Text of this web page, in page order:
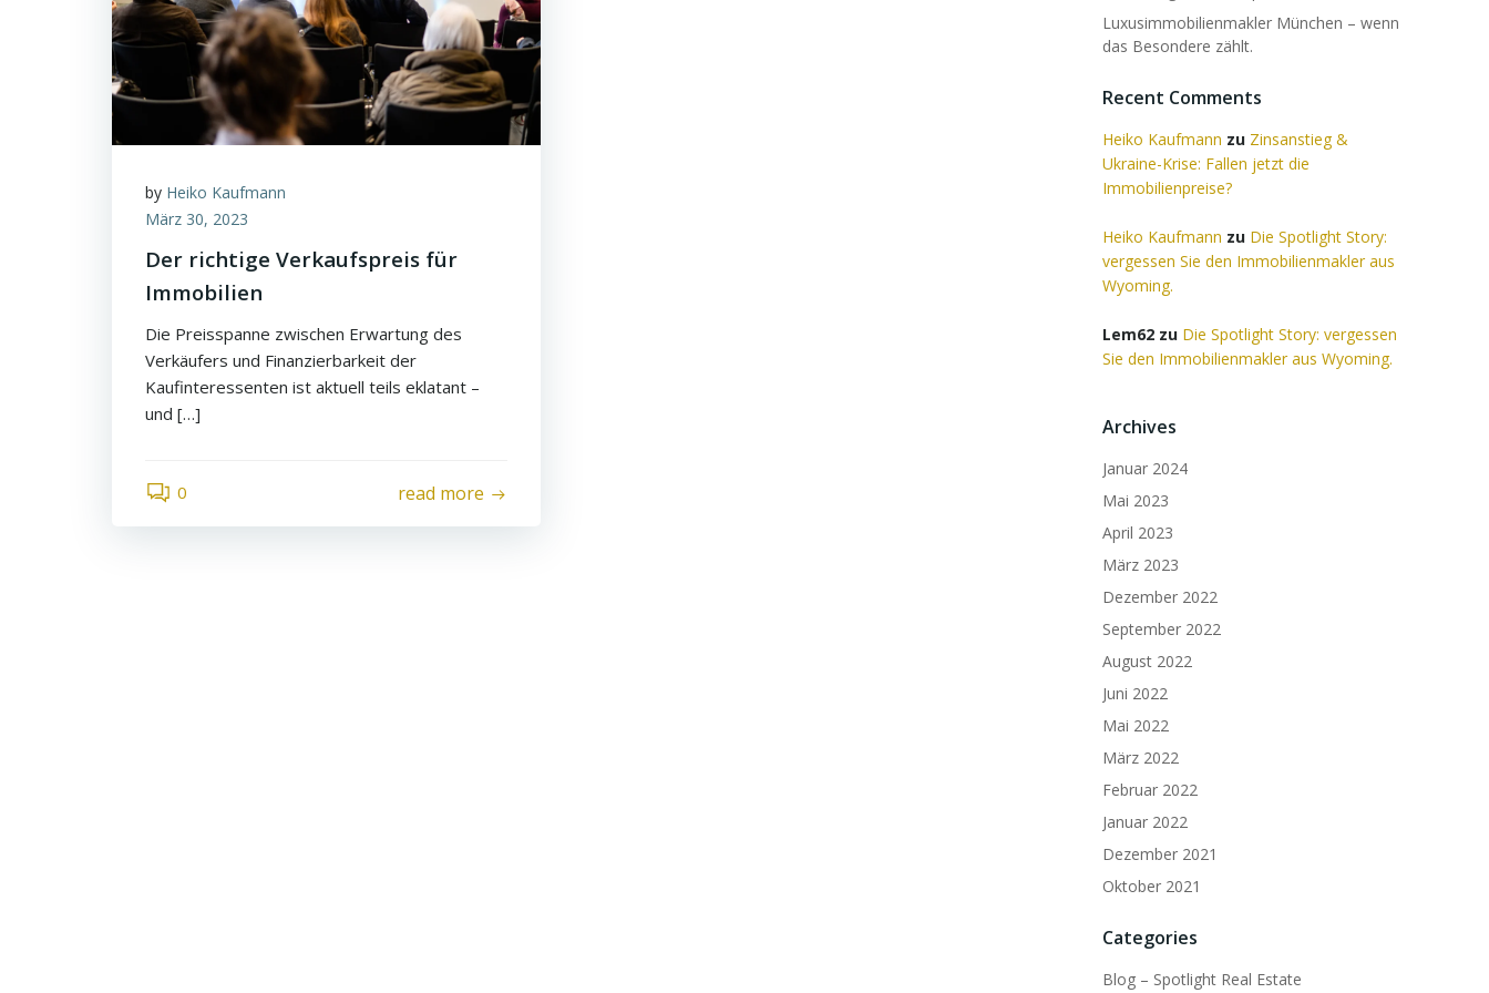
by Heiko Kaufmann
März 30, 2023
Der richtige Verkaufspreis für
Immobilien
Die Preisspanne zwischen Erwartung des
Verkäufers und Finanzierbarkeit der
Kaufinteressenten ist aktuell teils eklatant –
und […]
0 read more
Luxusimmobilienmakler München – wenn
das Besondere zählt.
Recent Comments
Heiko Kaufmann zu Zinsanstieg &
Ukraine-Krise: Fallen jetzt die
Immobilienpreise?
Heiko Kaufmann zu Die Spotlight Story:
vergessen Sie den Immobilienmakler aus
Wyoming.
Lem62 zu Die Spotlight Story: vergessen
Sie den Immobilienmakler aus Wyoming.
Archives
Januar 2024
Mai 2023
April 2023
März 2023
Dezember 2022
September 2022
August 2022
Juni 2022
Mai 2022
März 2022
Februar 2022
Januar 2022
Dezember 2021
Oktober 2021
Categories
Blog – Spotlight Real Estate